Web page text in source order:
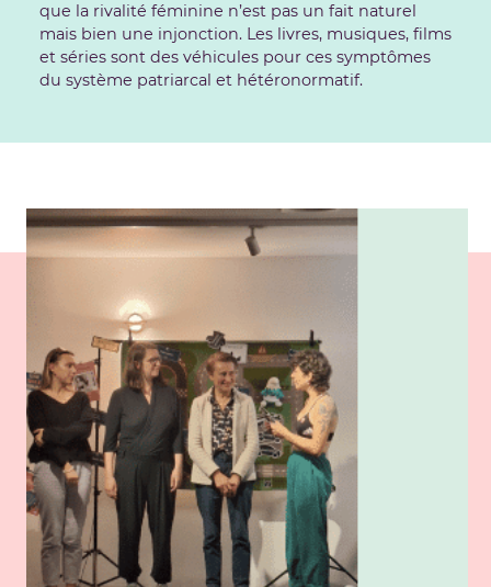
que la rivalité féminine n’est pas un fait naturel
mais bien une injonction. Les livres, musiques, films
et séries sont des véhicules pour ces symptômes
du système patriarcal et hétéronormatif.